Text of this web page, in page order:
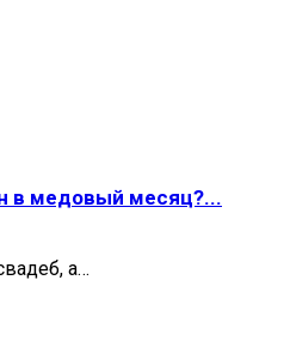
в медовый месяц?...
а…